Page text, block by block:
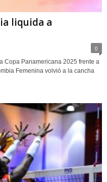
liquida a
0
Copa Panamericana 2025 frente a
Femenina volvió a la cancha